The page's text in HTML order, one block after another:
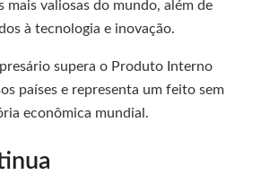
mais valiosas do mundo, além de
à tecnologia e inovação.
supera o Produto Interno
países e representa um feito sem
econômica mundial.